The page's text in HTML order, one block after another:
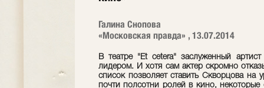
Галина Снопова
«Московская правда» , 13.07.2014
В театре "Et cetera" заслуженный
лидером. И хотя сам актер скромно
список позволяет ставить Скворцова на
почти полсотни ролей в кино,